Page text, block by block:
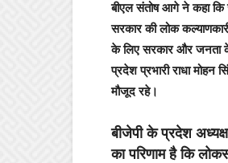
बीएल संतोष आगे ने कहा कि
सरकार की लोक
के लिए सरकार और जनता
प्रदेश प्रभारी राधा मोहन
मौजूद रहे।
बीजेपी के प्रदेश अध्यक्ष
का परिणाम है कि